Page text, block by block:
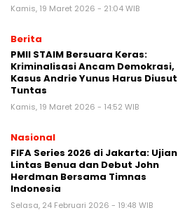
Kamis, 19 Maret 2026 - 21:04 WIB
Berita
PMII STAIM Bersuara Keras:
Kriminalisasi Ancam Demokrasi,
Kasus Andrie Yunus Harus Diusut
Tuntas
Kamis, 19 Maret 2026 - 14:52 WIB
Nasional
FIFA Series 2026 di Jakarta: Ujian
Lintas Benua dan Debut John
Herdman Bersama Timnas
Indonesia
Selasa, 24 Februari 2026 - 19:48 WIB